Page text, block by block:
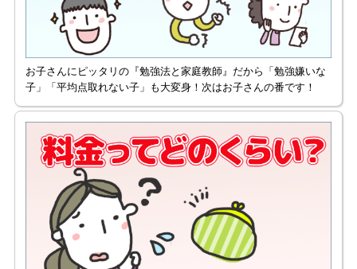
お子さんにピッタリの『勉強法と家庭教師』だから「勉強嫌いな
子」「平均点取れない子」も大変身！次はお子さんの番です！